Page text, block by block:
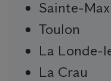
Sainte-
Toulon
La Londe-
La Crau